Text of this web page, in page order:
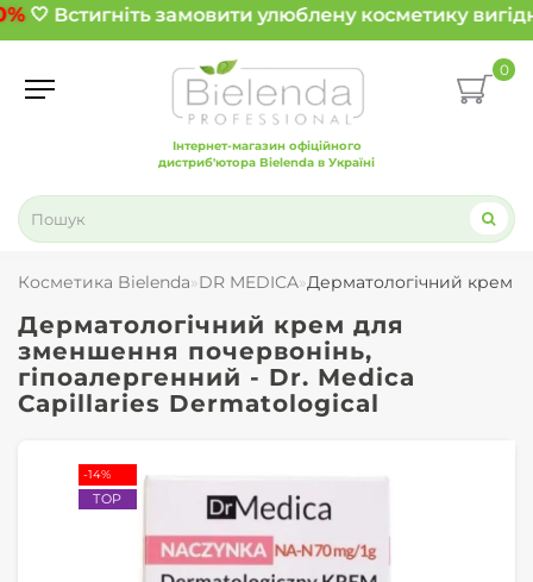
🤍 Встигніть замовити улюблену косметику
Інтернет-магазин офіційного
дистриб'ютора Bielenda в Україні
0
Косметика Bielenda DR MEDICA Дерматологічний крем
Дерматологічний крем для
зменшення почервонінь,
гіпоалергенний - Dr. Medica
Capillaries Dermatological
-14%
TOP